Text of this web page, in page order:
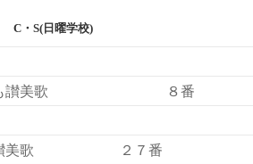
C・S(日曜学校)
も讃美歌 ８番
讃美歌 ２７番